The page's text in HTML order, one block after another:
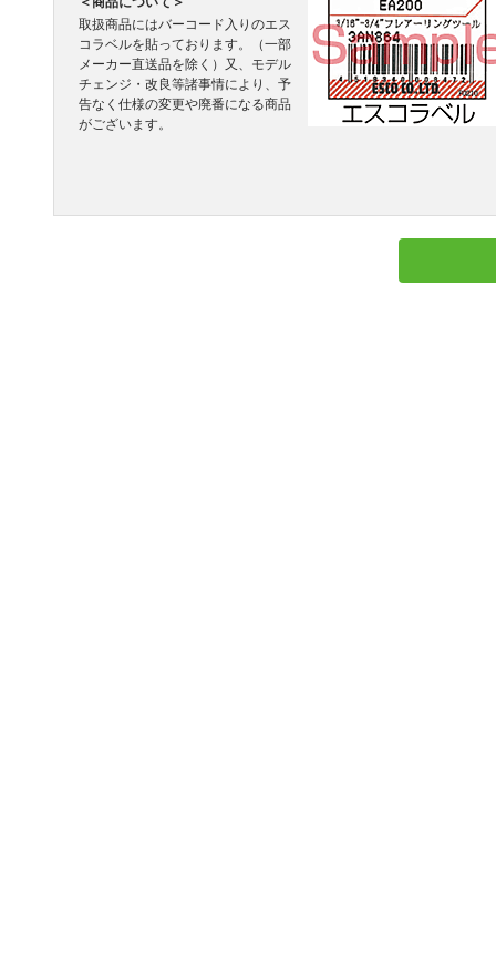
取扱商品にはバーコード入りのエス
コラベルを貼っております。（一部
メーカー直送品を除く）又、モデル
チェンジ・改良等諸事情により、予
告なく仕様の変更や廃番になる商品
がございます。